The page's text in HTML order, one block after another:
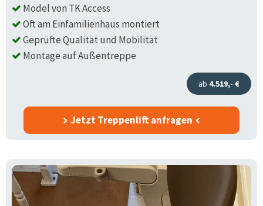
Model von TK Access
Oft am Einfamilienhaus montiert
Geprüfte Qualität und Mobilität
Montage auf Außentreppe
ab 4.519,- €
Jetzt Treppenlift anfragen